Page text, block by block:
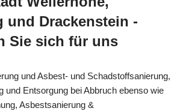
und Drackenstein -
Sie sich für uns
und Asbest- und Schadstoffsanierung,
und Entsorgung bei Abbruch ebenso wie
Asbestsanierung &